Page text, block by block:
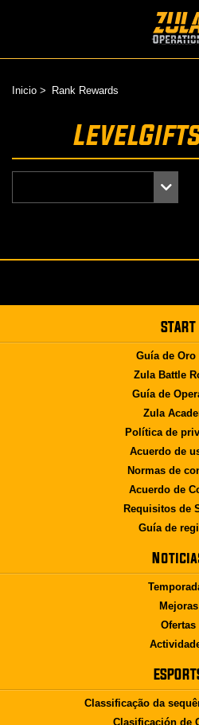
Inicio Rank Rewards
START
Guía de Oro
Zula Battle
Guía de
Zula
Política de
Acuerdo de
Normas de
Acuerdo de
Requisitos de
Guía de
Mejoras
Ofertas
Classificação da
Clasificación de